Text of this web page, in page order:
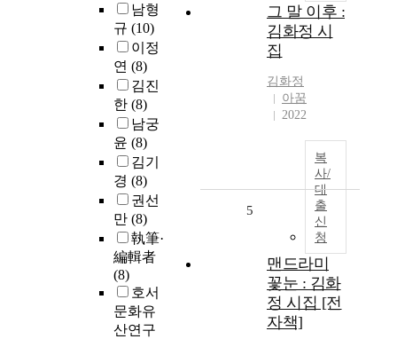
남형
규 (10)
이정
연 (8)
김진
한 (8)
남궁
윤 (8)
김기
경 (8)
권선
만 (8)
執筆·
編輯者
(8)
호서
문화유
산연구
그 말 이후 :
김화정 시
집
김화정
아꿈
2022
복
사/
대
출
신
청
5
맨드라미
꽃눈 : 김화
정 시집 [전
자책]